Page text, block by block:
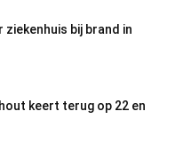
ziekenhuis bij brand in
keert terug op 22 en